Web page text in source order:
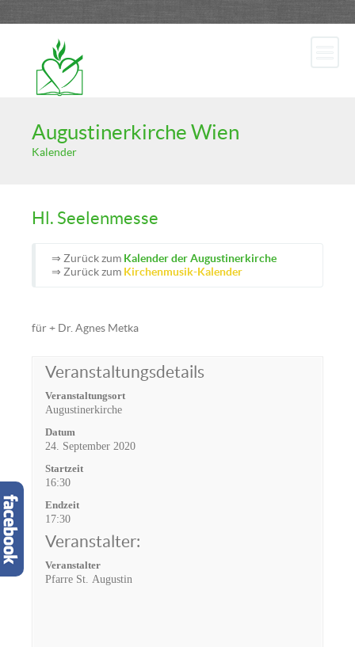
Augustinerkirche Wien
Kalender
Hl. Seelenmesse
⇒ Zurück zum Kalender der Augustinerkirche
⇒ Zurück zum Kirchenmusik-Kalender
für + Dr. Agnes Metka
Veranstaltungsdetails
Veranstaltungsort
Augustinerkirche
Datum
24. September 2020
Startzeit
16:30
Endzeit
17:30
Veranstalter:
Veranstalter
Pfarre St. Augustin